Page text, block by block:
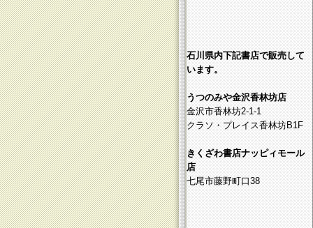
石川県内下記書店で販売して
います。
うつのみや金沢香林坊店
金沢市香林坊2-1-1
クラソ・プレイス香林坊B1F
きくざわ書店ナッピィモール
店
七尾市藤野町口38